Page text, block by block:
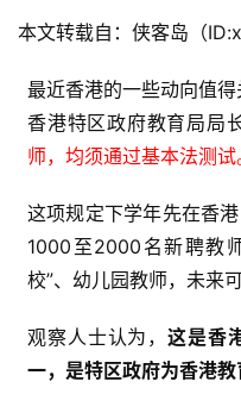
本文转载自：侠客岛（
最近香港的一些动向值得
香港特区政府教育局局
师，均须通过基本法测试
这项规定下学年先在香
1000至2000名新聘教
校”、幼儿园教师，未来
观察人士认为，这是香
一，是特区政府为香港教